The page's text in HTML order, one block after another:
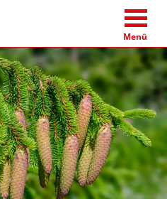
Menü